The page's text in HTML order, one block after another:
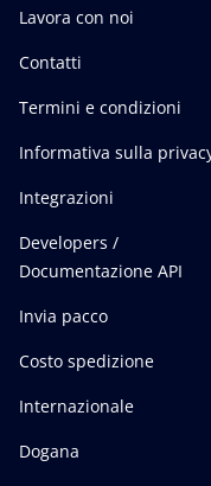
Lavora con noi
Contatti
Termini e condizioni
Informativa sulla
Integrazioni
Developers /
Documentazione API
Invia pacco
Costo spedizione
Internazionale
Dogana